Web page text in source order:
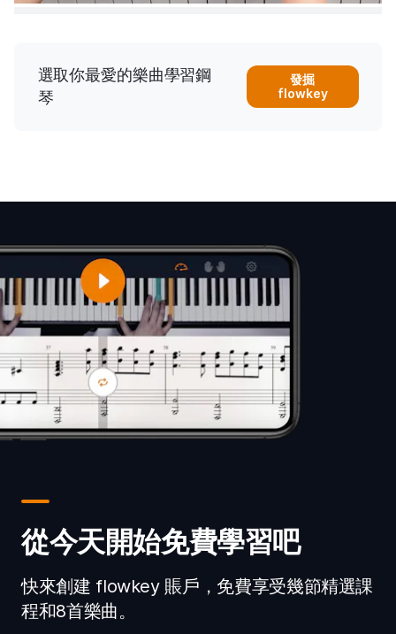
選取你最愛的樂曲學習鋼
琴
發掘
flowkey
從今天開始免費學習吧
快來創建 flowkey 賬戶，免費享受幾節精選課
程和8首樂曲。